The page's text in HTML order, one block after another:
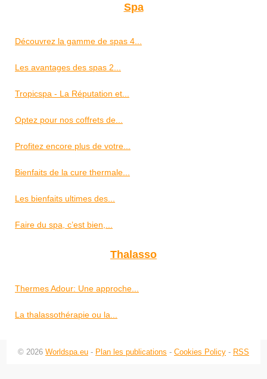
Spa
Découvrez la gamme de spas 4...
Les avantages des spas 2...
Tropicspa - La Réputation et...
Optez pour nos coffrets de...
Profitez encore plus de votre...
Bienfaits de la cure thermale...
Les bienfaits ultimes des...
Faire du spa, c’est bien,...
Thalasso
Thermes Adour: Une approche...
La thalassothérapie ou la...
© 2026 Worldspa.eu - Plan les publications - Cookies Policy - RSS